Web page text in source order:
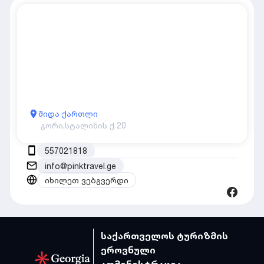
შიდა ქართლი
გორი,სტალინის ქ 20
557021818
info@pinktravel.ge
იხილეთ ვებგვერდი
საქართველოს ტურიზმის
ეროვნული